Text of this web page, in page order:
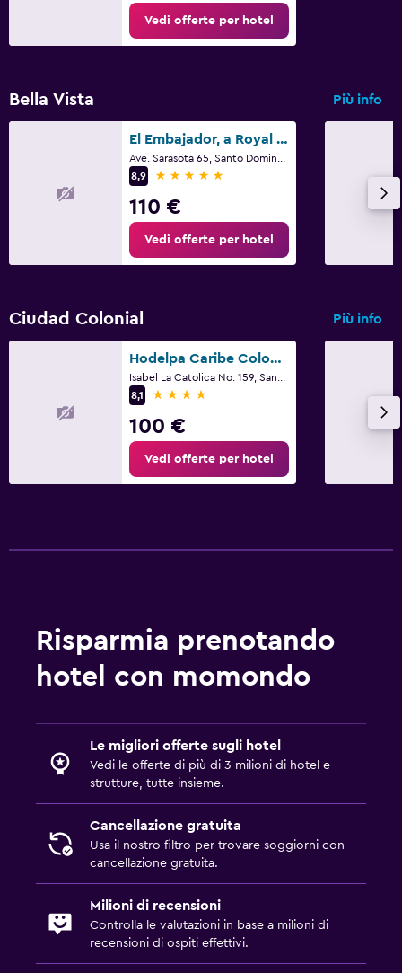
Adatti alle famiglie
Babysitter o nursery
Vedi offerte per hotel
Bella Vista Più info
El Embajador, a Royal Hideaway Hotel
8,9
5 stelle
110 €
Vedi offerte per hotel
Ciudad Colonial Più info
Hodelpa Caribe Colonial
8,1
4 stelle
100 €
Vedi offerte per hotel
Risparmia prenotando
hotel con momondo
Le migliori offerte sugli hotel
Vedi le offerte di più di 3 milioni di hotel e
strutture, tutte insieme.
Cancellazione gratuita
Usa il nostro filtro per trovare soggiorni con
cancellazione gratuita.
Milioni di recensioni
Controlla le valutazioni in base a milioni di
recensioni di ospiti effettivi.